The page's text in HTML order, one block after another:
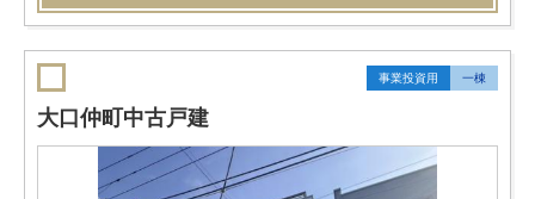
事業投資用 一棟
大口仲町中古戸建